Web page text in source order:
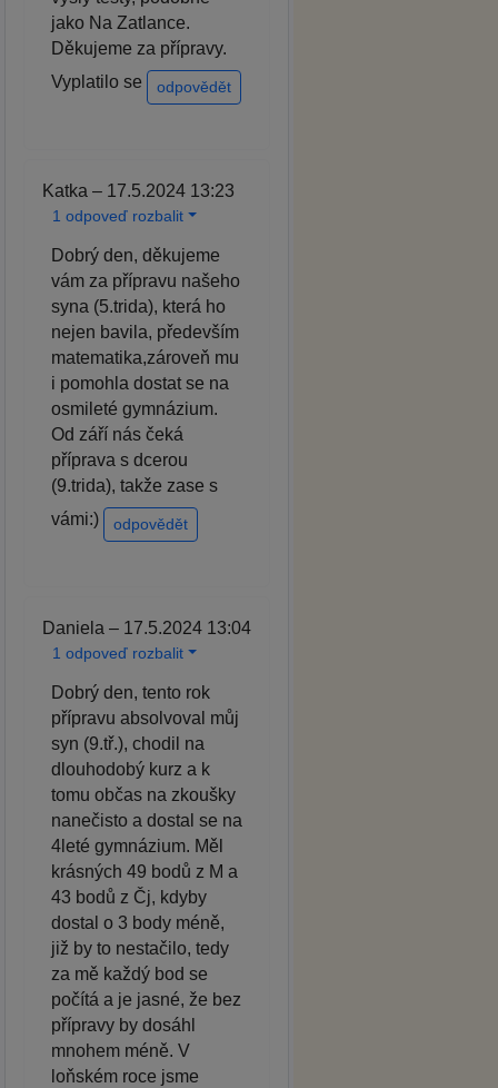
jako Na Zatlance.
Děkujeme za přípravy.
Vyplatilo se
odpovědět
Katka – 17.5.2024 13:23
1 odpoveď rozbalit
Dobrý den, děkujeme
vám za přípravu našeho
syna (5.trida), která ho
nejen bavila, především
matematika,zároveň mu
i pomohla dostat se na
osmileté gymnázium.
Od září nás čeká
příprava s dcerou
(9.trida), takže zase s
vámi:)
odpovědět
Daniela – 17.5.2024 13:04
1 odpoveď rozbalit
Dobrý den, tento rok
přípravu absolvoval můj
syn (9.tř.), chodil na
dlouhodobý kurz a k
tomu občas na zkoušky
nanečisto a dostal se na
4leté gymnázium. Měl
krásných 49 bodů z M a
43 bodů z Čj, kdyby
dostal o 3 body méně,
již by to nestačilo, tedy
za mě každý bod se
počítá a je jasné, že bez
přípravy by dosáhl
mnohem méně. V
loňském roce jsme